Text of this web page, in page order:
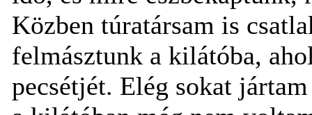
Közben túratársam is
felmásztunk a kilátóba,
pecsétjét. Elég sokat